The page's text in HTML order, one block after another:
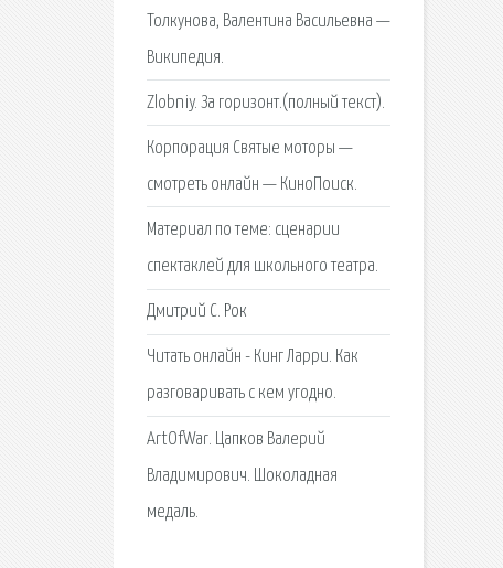
Толкунова, Валентина Васильевна —
Википедия.
Zlobniy. За горизонт.(полный текст).
Корпорация Святые моторы —
смотреть онлайн — КиноПоиск.
Материал по теме: сценарии
спектаклей для школьного театра.
Дмитрий C. Рок
Читать онлайн - Кинг Ларри. Как
разговаривать с кем угодно.
ArtOfWar. Цапков Валерий
Владимирович. Шоколадная
медаль.